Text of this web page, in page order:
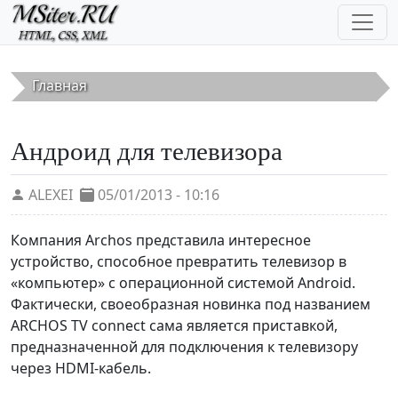
Перейти к основному содержанию
Главная
Андроид для телевизора
ALEXEI 05/01/2013 - 10:16
Компания Archos представила интересное
устройство, способное превратить телевизор в
«компьютер» с операционной системой Android.
Фактически, своеобразная новинка под названием
ARCHOS TV connect сама является приставкой,
предназначенной для подключения к телевизору
через HDMI-кабель.